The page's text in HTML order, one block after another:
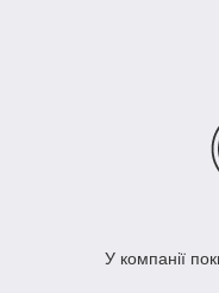
У компанії